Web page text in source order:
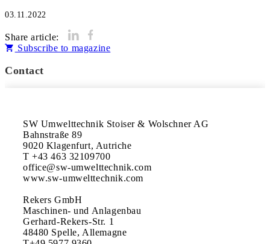
03.11.2022
Share article:
Subscribe to magazine
Contact
SW Umwelttechnik Stoiser & Wolschner AG
Bahnstraße 89
9020 Klagenfurt, Autriche
T +43 463 32109700
office@sw-umwelttechnik.com
www.sw-umwelttechnik.com
Rekers GmbH
Maschinen- und Anlagenbau
Gerhard-Rekers-Str. 1
48480 Spelle, Allemagne